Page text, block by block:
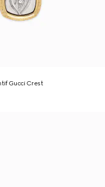
Gucci Crest